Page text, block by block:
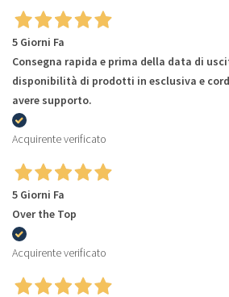
5 Giorni Fa
Consegna rapida e prima della data di
disponibilità di prodotti in esclusiva e
avere supporto.
Acquirente verificato
5 Giorni Fa
Over the Top
Acquirente verificato